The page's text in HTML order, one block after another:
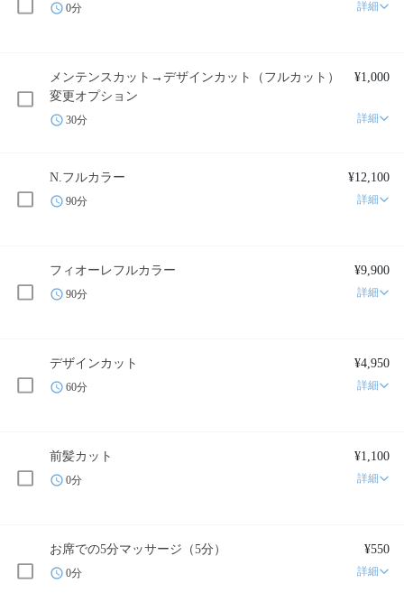
0分 詳細
メンテンスカット→デザインカット（フルカット）
変更オプション
¥1,000
30分 詳細
N.フルカラー ¥12,100
90分 詳細
フィオーレフルカラー ¥9,900
90分 詳細
デザインカット ¥4,950
60分 詳細
前髪カット ¥1,100
0分 詳細
お席での5分マッサージ（5分） ¥550
0分 詳細